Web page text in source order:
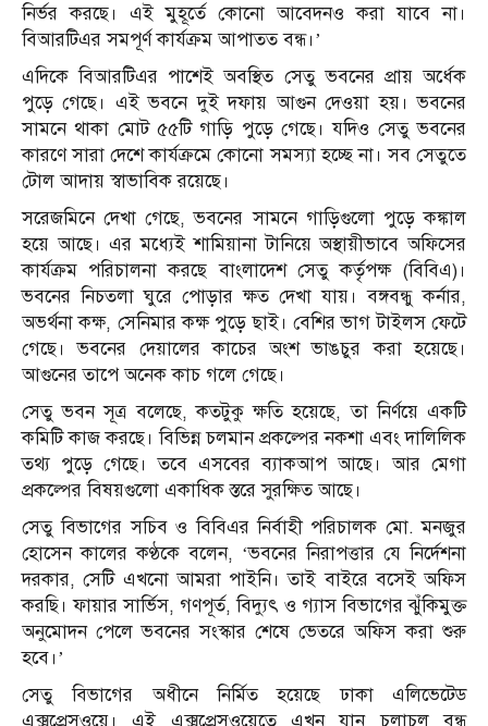
নির্ভর করছে। এই মুহূর্তে কোনো আবেদনও করা যাবে না।
বিআরটিএর সমপূর্ণ কার্যক্রম আপাতত বন্ধ।’
এদিকে বিআরটিএর পাশেই অবস্থিত সেতু ভবনের প্রায় অর্ধেক
পুড়ে গেছে। এই ভবনে দুই দফায় আগুন দেওয়া হয়। ভবনের
সামনে থাকা মোট ৫৫টি গাড়ি পুড়ে গেছে। যদিও সেতু ভবনের
কারণে সারা দেশে কার্যক্রমে কোনো সমস্যা হচ্ছে না। সব সেতুতে
টোল আদায় স্বাভাবিক রয়েছে।
সরেজমিনে দেখা গেছে, ভবনের সামনে গাড়িগুলো পুড়ে কঙ্কাল
হয়ে আছে। এর মধ্যেই শামিয়ানা টানিয়ে অস্থায়ীভাবে অফিসের
কার্যক্রম পরিচালনা করছে বাংলাদেশ সেতু কর্তৃপক্ষ (বিবিএ)।
ভবনের নিচতলা ঘুরে পোড়ার ক্ষত দেখা যায়। বঙ্গবন্ধু কর্নার,
অভর্থনা কক্ষ, সেনিমার কক্ষ পুড়ে ছাই। বেশির ভাগ টাইলস ফেটে
গেছে। ভবনের দেয়ালের কাচের অংশ ভাঙচুর করা হয়েছে।
আগুনের তাপে অনেক কাচ গলে গেছে।
সেতু ভবন সূত্র বলেছে, কতটুকু ক্ষতি হয়েছে, তা নির্ণয়ে একটি
কমিটি কাজ করছে। বিভিন্ন চলমান প্রকল্পের নকশা এবং দালিলিক
তথ্য পুড়ে গেছে। তবে এসবের ব্যাকআপ আছে। আর মেগা
প্রকল্পের বিষয়গুলো একাধিক স্তরে সুরক্ষিত আছে।
সেতু বিভাগের সচিব ও বিবিএর নির্বাহী পরিচালক মো. মনজুর
হোসেন কালের কণ্ঠকে বলেন, ‘ভবনের নিরাপত্তার যে নির্দেশনা
দরকার, সেটি এখনো আমরা পাইনি। তাই বাইরে বসেই অফিস
করছি। ফায়ার সার্ভিস, গণপূর্ত, বিদ্যুৎ ও গ্যাস বিভাগের ঝুঁকিমুক্ত
অনুমোদন পেলে ভবনের সংস্কার শেষে ভেতরে অফিস করা শুরু
হবে।’
সেতু বিভাগের অধীনে নির্মিত হয়েছে ঢাকা এলিভেটেড
এক্সপ্রেসওয়ে। এই এক্সপ্রেসওয়েতে এখন যান চলাচল বন্ধ